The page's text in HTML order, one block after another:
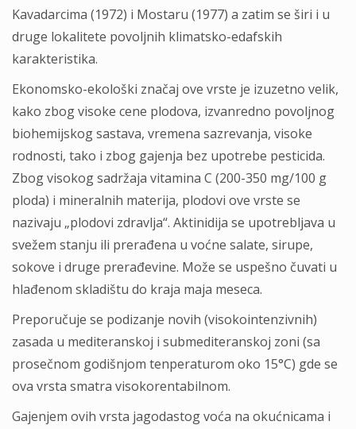
Kavadarcima (1972) i Mostaru (1977) a zatim se širi i u
druge lokalitete povoljnih klimatsko-edafskih
karakteristika.
Ekonomsko-ekološki značaj ove vrste je izuzetno velik,
kako zbog visoke cene plodova, izvanredno povoljnog
biohemijskog sastava, vremena sazrevanja, visoke
rodnosti, tako i zbog gajenja bez upotrebe pesticida.
Zbog visokog sadržaja vitamina C (200-350 mg/100 g
ploda) i mineralnih materija, plodovi ove vrste se
nazivaju „plodovi zdravlja“. Aktinidija se upotrebljava u
svežem stanju ili prerađena u voćne salate, sirupe,
sokove i druge prerađevine. Može se uspešno čuvati u
hlađenom skladištu do kraja maja meseca.
Preporučuje se podizanje novih (visokointenzivnih)
zasada u mediteranskoj i submediteranskoj zoni (sa
prosečnom godišnjom tenperaturom oko 15°C) gde se
ova vrsta smatra visokorentabilnom.
Gajenjem ovih vrsta jagodastog voća na okućnicama i